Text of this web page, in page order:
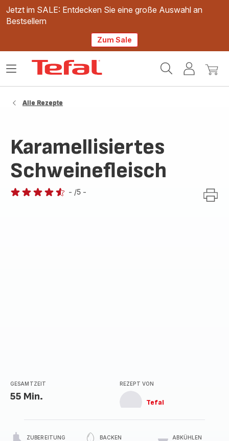
Jetzt im SALE: Entdecken Sie eine große Auswahl an
Bestsellern
Zum Sale
Mein
Mein
Das
Alle Rezepte
Karamellisiertes
Schweinefleisch
- /5 -
GESAMTZEIT
55 Min.
REZEPT VON
Tefal
ZUBEREITUNG BACKEN ABKÜHLEN